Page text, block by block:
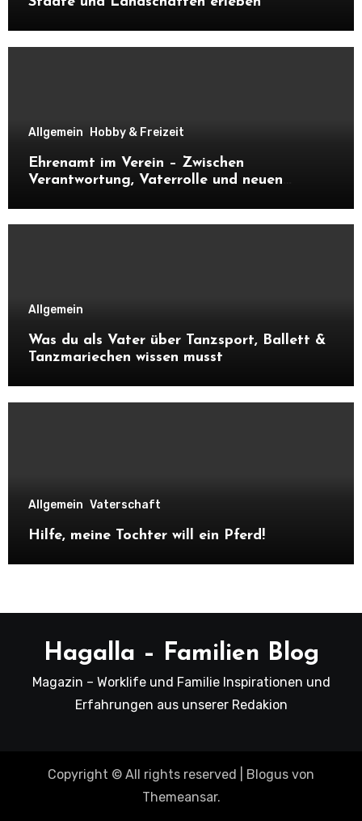
Allgemein Hobby & Freizeit
Ehrenamt im Verein – Zwischen
Verantwortung, Vaterrolle und neuen
Allgemein
Was du als Vater über Tanzsport, Ballett &
Tanzmariechen wissen musst
Allgemein Vaterschaft
Hilfe, meine Tochter will ein Pferd!
Hagalla – Familien Blog
Magazin – Worklife und Familie Inspirationen und
Erfahrungen aus unserer Redakion
Copyright © All rights reserved Blogus von
Themeansar.